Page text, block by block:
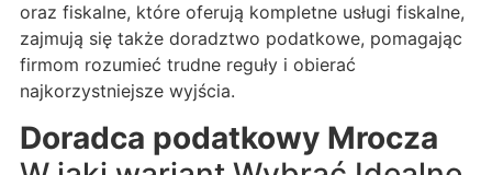
oraz fiskalne, które oferują kompletne usługi fiskalne,
zajmują się także doradztwo podatkowe, pomagając
firmom rozumieć trudne reguły i obierać
najkorzystniejsze wyjścia.
Doradca podatkowy Mrocza